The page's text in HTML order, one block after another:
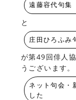
遠藤容代句集
と
庄田ひろふみ
が第49回俳人
うございます。
ネット句会・
した